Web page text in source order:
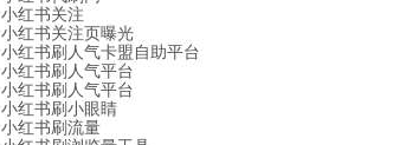
小红书关注
小红书关注页曝光
小红书刷人气卡盟自助平台
小红书刷人气平台
小红书刷人气平台
小红书刷小眼睛
小红书刷流量